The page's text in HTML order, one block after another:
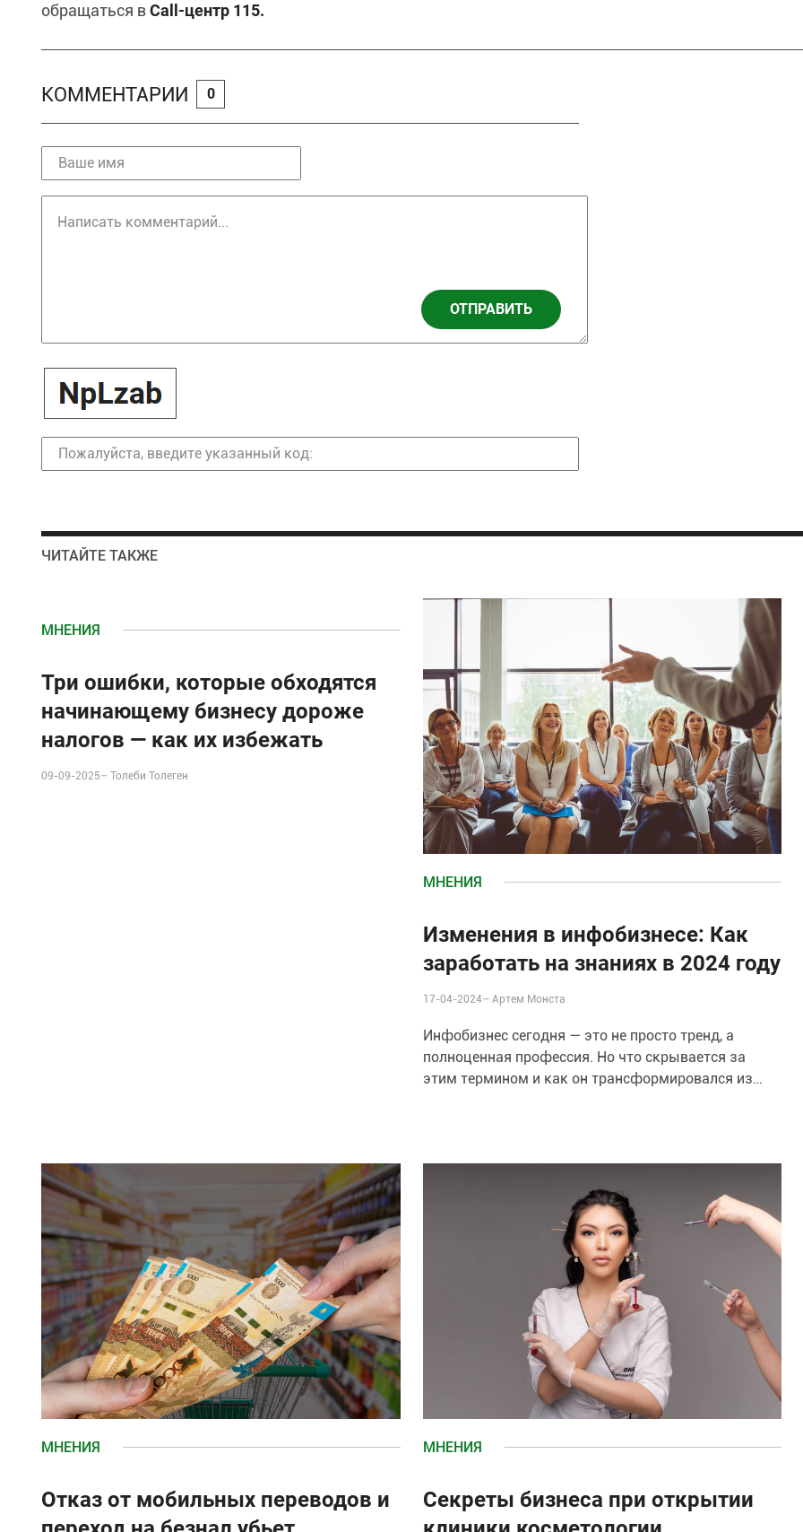
обращаться вCall-центр 115.
КОММЕНТАРИИ 0
ОТПРАВИТЬ
ЧИТАЙТЕ ТАКЖЕ
МНЕНИЯ
Три ошибки, которые обходятся
начинающему бизнесу дороже
налогов — как их избежать
09-09-2025– Толеби Толеген
МНЕНИЯ
Изменения в инфобизнесе: Как
заработать на знаниях в 2024 году
17-04-2024– Артем Монста
Инфобизнес сегодня — это не просто тренд, а
полноценная профессия. Но что скрывается за
этим термином и как он трансформировался из
МНЕНИЯ
Отказ от мобильных переводов и
МНЕНИЯ
Секреты бизнеса при открытии